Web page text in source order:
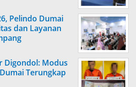
Pelindo Dumai
dan Layanan
Digondol: Modus
Terungkap